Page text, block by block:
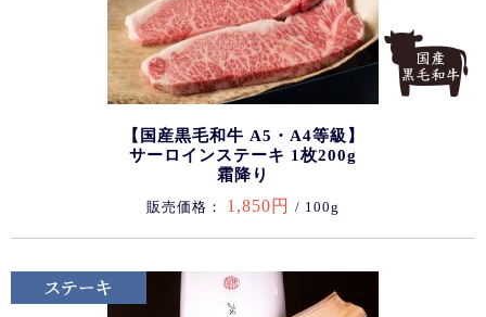
【国産黒毛和牛 A5・A4等級】
サーロインステーキ 1枚200g
霜降り
販売価格： 1,850円 / 100g